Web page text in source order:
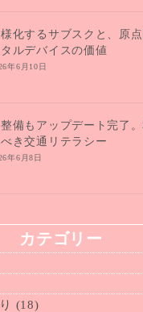
化するサブスクと、原
ルデバイスの価値
年6月10日
備もアップデート完了
べき交通リテラシー
年6月8日
カテゴリー
(18)